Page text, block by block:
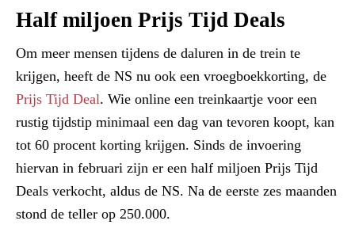
Half miljoen Prijs Tijd Deals
Om meer mensen tijdens de daluren in de trein te
krijgen, heeft de NS nu ook een vroegboekkorting, de
Prijs Tijd Deal. Wie online een treinkaartje voor een
rustig tijdstip minimaal een dag van tevoren koopt, kan
tot 60 procent korting krijgen. Sinds de invoering
hiervan in februari zijn er een half miljoen Prijs Tijd
Deals verkocht, aldus de NS. Na de eerste zes maanden
stond de teller op 250.000.